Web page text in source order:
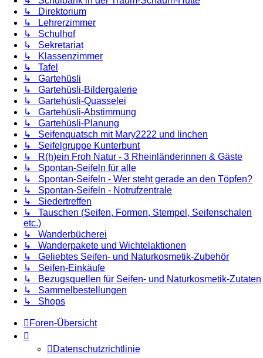
↳ Direktorium
↳ Lehrerzimmer
↳ Schulhof
↳ Sekretariat
↳ Klassenzimmer
↳ Tafel
↳ Gartehüsli
↳ Gartehüsli-Bildergalerie
↳ Gartehüsli-Quasselei
↳ Gartehüsli-Abstimmung
↳ Gartehüsli-Planung
↳ Seifenquatsch mit Mary2222 und linchen
↳ Seifelgruppe Kunterbunt
↳ R(h)ein Froh Natur - 3 Rheinländerinnen & Gäste
↳ Spontan-Seifeln für alle
↳ Spontan-Seifeln - Wer steht gerade an den Töpfen?
↳ Spontan-Seifeln - Notrufzentrale
↳ Siedertreffen
↳ Tauschen (Seifen, Formen, Stempel, Seifenschalen
etc.)
↳ Wanderbücherei
↳ Wanderpakete und Wichtelaktionen
↳ Geliebtes Seifen- und Naturkosmetik-Zubehör
↳ Seifen-Einkäufe
↳ Bezugsquellen für Seifen- und Naturkosmetik-Zutaten
↳ Sammelbestellungen
↳ Shops
Foren-Übersicht
Datenschutzrichtlinie